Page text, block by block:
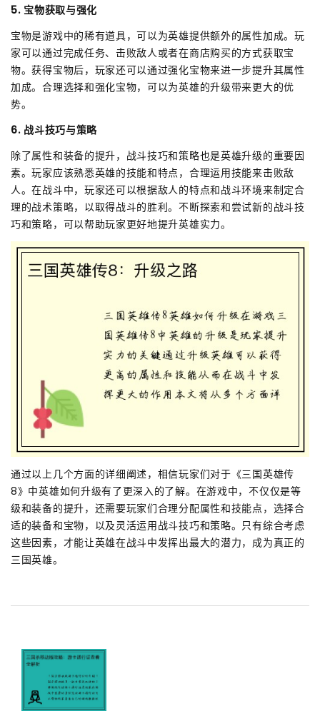
5. 宝物获取与强化
宝物是游戏中的稀有道具，可以为英雄提供额外的属性加成。玩
家可以通过完成任务、击败敌人或者在商店购买的方式获取宝
物。获得宝物后，玩家还可以通过强化宝物来进一步提升其属性
加成。合理选择和强化宝物，可以为英雄的升级带来更大的优
势。
6. 战斗技巧与策略
除了属性和装备的提升，战斗技巧和策略也是英雄升级的重要因
素。玩家应该熟悉英雄的技能和特点，合理运用技能来击败敌
人。在战斗中，玩家还可以根据敌人的特点和战斗环境来制定合
理的战术策略，以取得战斗的胜利。不断探索和尝试新的战斗技
巧和策略，可以帮助玩家更好地提升英雄实力。
通过以上几个方面的详细阐述，相信玩家们对于《三国英雄传
8》中英雄如何升级有了更深入的了解。在游戏中，不仅仅是等
级和装备的提升，还需要玩家们合理分配属性和技能点，选择合
适的装备和宝物，以及灵活运用战斗技巧和策略。只有综合考虑
这些因素，才能让英雄在战斗中发挥出最大的潜力，成为真正的
三国英雄。